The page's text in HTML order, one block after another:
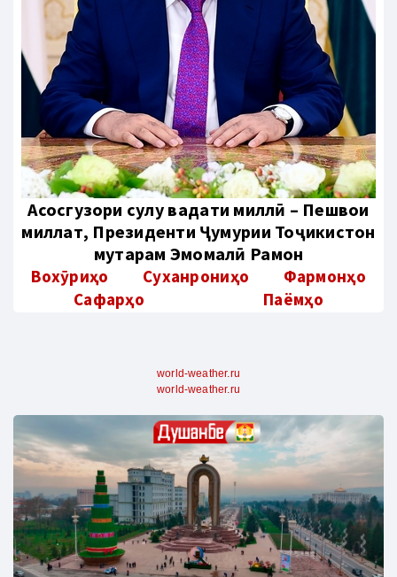
Aсосгузори сулҳу ваҳдати миллӣ – Пешвои
миллат, Президенти Ҷумҳурии Тоҷикистон
муҳтарам Эмомалӣ Раҳмон
Вохӯриҳо Суханрониҳо
Фармонҳо
Сафарҳо
Паёмҳо
world-weather.ru
world-weather.ru